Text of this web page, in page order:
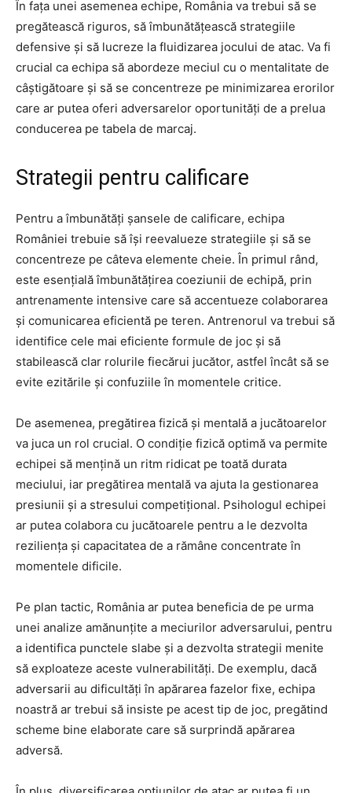
În fața unei asemenea echipe, România va trebui să se
pregătească riguros, să îmbunătățească strategiile
defensive și să lucreze la fluidizarea jocului de atac. Va fi
crucial ca echipa să abordeze meciul cu o mentalitate de
câștigătoare și să se concentreze pe minimizarea erorilor
care ar putea oferi adversarelor oportunități de a prelua
conducerea pe tabela de marcaj.
Strategii pentru calificare
Pentru a îmbunătăți șansele de calificare, echipa
României trebuie să își reevalueze strategiile și să se
concentreze pe câteva elemente cheie. În primul rând,
este esențială îmbunătățirea coeziunii de echipă, prin
antrenamente intensive care să accentueze colaborarea
și comunicarea eficientă pe teren. Antrenorul va trebui să
identifice cele mai eficiente formule de joc și să
stabilească clar rolurile fiecărui jucător, astfel încât să se
evite ezitările și confuziile în momentele critice.
De asemenea, pregătirea fizică și mentală a jucătoarelor
va juca un rol crucial. O condiție fizică optimă va permite
echipei să mențină un ritm ridicat pe toată durata
meciului, iar pregătirea mentală va ajuta la gestionarea
presiunii și a stresului competițional. Psihologul echipei
ar putea colabora cu jucătoarele pentru a le dezvolta
reziliența și capacitatea de a rămâne concentrate în
momentele dificile.
Pe plan tactic, România ar putea beneficia de pe urma
unei analize amănunțite a meciurilor adversarului, pentru
a identifica punctele slabe și a dezvolta strategii menite
să exploateze aceste vulnerabilități. De exemplu, dacă
adversarii au dificultăți în apărarea fazelor fixe, echipa
noastră ar trebui să insiste pe acest tip de joc, pregătind
scheme bine elaborate care să surprindă apărarea
adversă.